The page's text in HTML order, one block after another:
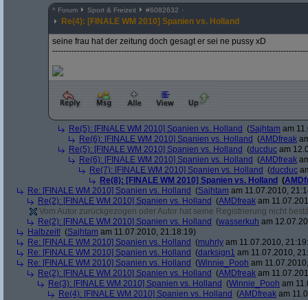
^ Forum Sport & Freizeit #6082632
Re(4): [FINALE WM 2010] Spanien vs. Holland
seine frau hat der zeitung doch gesagt er sei ne pussy xD
---------------------------------------------------------------------------------------------
Re(5): [FINALE WM 2010] Spanien vs. Holland (Sajhtam am
Re(6): [FINALE WM 2010] Spanien vs. Holland (AMDfreak
Re(5): [FINALE WM 2010] Spanien vs. Holland (ducduc am
Re(6): [FINALE WM 2010] Spanien vs. Holland (AMDfreak
Re(7): [FINALE WM 2010] Spanien vs. Holland (ducduc
Re(8): [FINALE WM 2010] Spanien vs. Holland (
Re: [FINALE WM 2010] Spanien vs. Holland (Sajhtam am 11.07.2010,
Re(2): [FINALE WM 2010] Spanien vs. Holland (AMDfreak am
Vom Autor zurückgezogen oder Autor hat seine Registrierung nicht
Re(2): [FINALE WM 2010] Spanien vs. Holland (wasserkuh am
Halbzeit! (Sajhtam am 11.07.2010, 21:18:19)
Re: [FINALE WM 2010] Spanien vs. Holland (muhrly am 11.07.2010,
Re: [FINALE WM 2010] Spanien vs. Holland (darksign1 am 11.07.2010,
Re: [FINALE WM 2010] Spanien vs. Holland (Winnie_Pooh am
Re(2): [FINALE WM 2010] Spanien vs. Holland (AMDfreak am
Re(3): [FINALE WM 2010] Spanien vs. Holland (Winnie_Pooh am
Re(4): [FINALE WM 2010] Spanien vs. Holland (AMDfreak am